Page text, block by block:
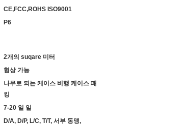
CE,FCC,ROHS ISO9001
P6
2개의 suqare 미터
협상 가능
나무로 되는 케이스 비행 케이스 패
킹
7-20 일 일
D/A, D/P, L/C, T/T, 서부 동맹,